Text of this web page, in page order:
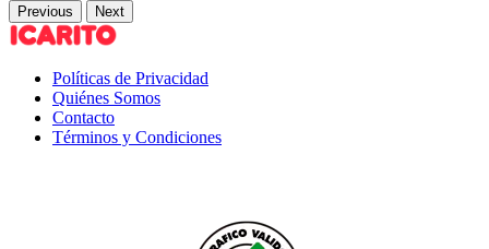
Previous Next
Políticas de Privacidad
Quiénes Somos
Contacto
Términos y Condiciones